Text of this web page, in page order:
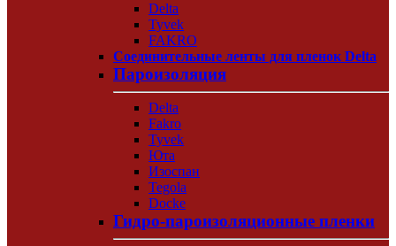
Delta
Tyvek
FAKRO
Соединительные ленты для пленок Delta
Пароизоляция
Delta
Fakro
Tyvek
Юта
Изоспан
Tegola
Docke
Гидро-пароизоляционные пленки